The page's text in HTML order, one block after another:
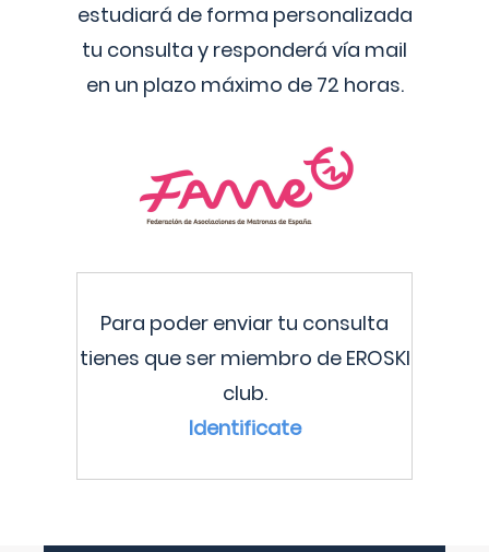
estudiará de forma personalizada
tu consulta y responderá vía mail
en un plazo máximo de 72 horas.
Para poder enviar tu consulta
tienes que ser miembro de EROSKI
club.
Identificate